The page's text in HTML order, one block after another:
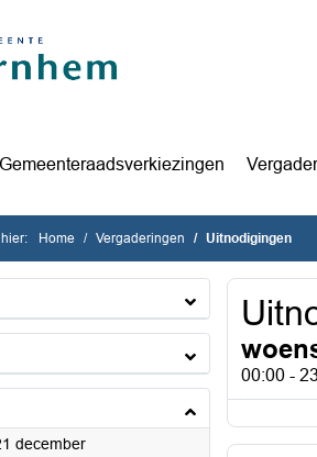
Gemeenteraadsverkiezingen
Home Vergaderingen Uitnodigingen
december2024
00:00 -